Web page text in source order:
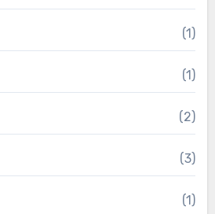
(1)
(1)
(2)
(3)
(1)